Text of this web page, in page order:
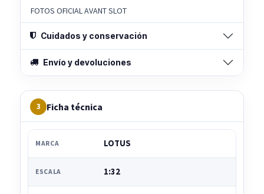
FOTOS OFICIAL AVANT SLOT
Cuidados y conservación
Envío y devoluciones
3 Ficha técnica
MARCA LOTUS
ESCALA 1:32